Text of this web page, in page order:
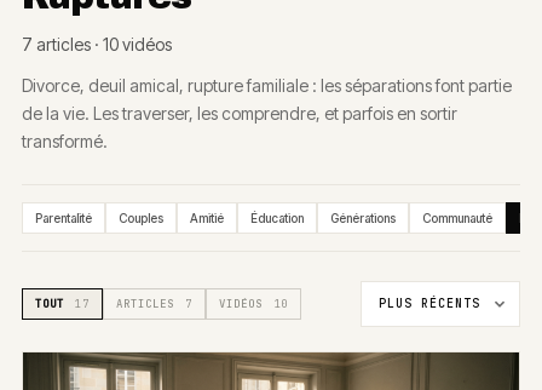
7 articles· 10vidéos
Divorce, deuil amical, rupture familiale : les séparations font partie
de la vie. Les traverser, les comprendre, et parfois en sortir
transformé.
Parentalité Couples Amitié Éducation Générations Communauté
TOUT 17 ARTICLES 7 VIDÉOS 10